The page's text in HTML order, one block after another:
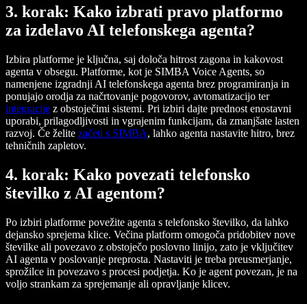
3. korak: Kako izbrati pravo platformo
za izdelavo AI telefonskega agenta?
Izbira platforme je ključna, saj določa hitrost zagona in kakovost
agenta v obsegu. Platforme, kot je SIMBA Voice Agents, so
namenjene izgradnji AI telefonskega agenta brez programiranja in
ponujajo orodja za načrtovanje pogovorov, avtomatizacijo ter
integracije z obstoječimi sistemi. Pri izbiri dajte prednost enostavni
uporabi, prilagodljivosti in vgrajenim funkcijam, da zmanjšate lasten
razvoj. Če želite začeti s SIMBA, lahko agenta nastavite hitro, brez
tehničnih zapletov.
4. korak: Kako povezati telefonsko
številko z AI agentom?
Po izbiri platforme povežite agenta s telefonsko številko, da lahko
dejansko sprejema klice. Večina platform omogoča pridobitev nove
številke ali povezavo z obstoječo poslovno linijo, zato je vključitev
AI agenta v poslovanje preprosta. Nastaviti je treba preusmerjanje,
sprožilce in povezavo s procesi podjetja. Ko je agent povezan, je na
voljo strankam za sprejemanje ali opravljanje klicev.